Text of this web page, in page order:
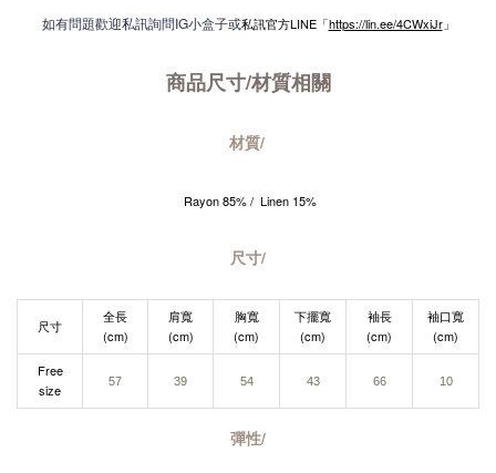
如有問題歡迎私訊詢問IG小盒子或私訊官方LINE「https://lin.ee/4CWxiJr」
商品尺寸/材質相關
材質/
Rayon 85% / Linen 15%
尺寸/
尺寸
全長
(cm)
肩寬
(cm)
胸寬
(cm)
下擺寬
(cm)
袖長
(cm)
袖口寬
(cm)
Free
size
57 39 54 43 66 10
彈性/